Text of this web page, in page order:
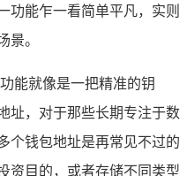
功能乍一看简单平凡，实则
景。
能就像是一把精准的钥
址，对于那些长期专注于数
个钱包地址是再常见不过的
资目的，或者存储不同类型